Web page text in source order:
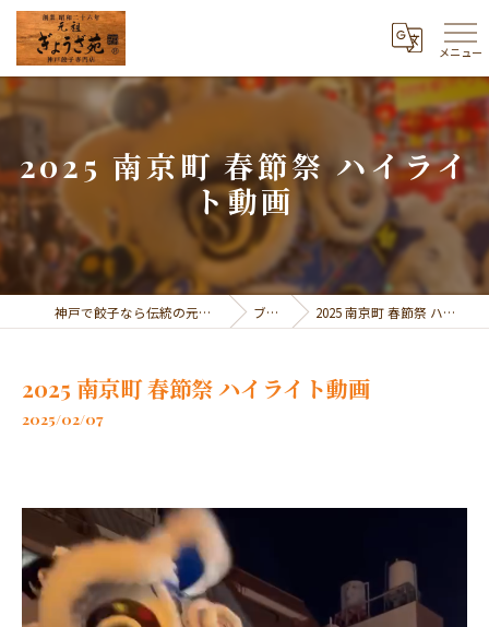
メニュー
2025 南京町 春節祭 ハイライ
ト動画
神戸で餃子なら伝統の元祖 ぎょうざ苑 ブログ 2025 南京町 春節祭 ハイライト動画
2025 南京町 春節祭 ハイライト動画
2025/02/07